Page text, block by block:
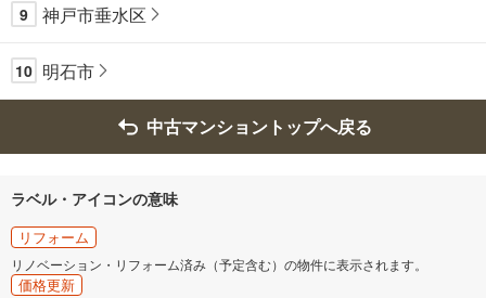
9 神戸市垂水区
10 明石市
中古マンショントップへ戻る
ラベル・アイコンの意味
リフォーム
リノベーション・リフォーム済み（予定含む）の物件に表示されます。
価格更新